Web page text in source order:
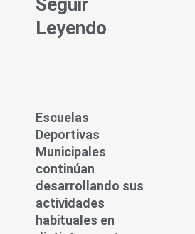
Seguir
Leyendo
Escuelas
Deportivas
Municipales
continúan
desarrollando sus
actividades
habituales en